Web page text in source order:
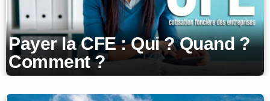
Payer la CFE : Qui ? Quand ?
Comment ?